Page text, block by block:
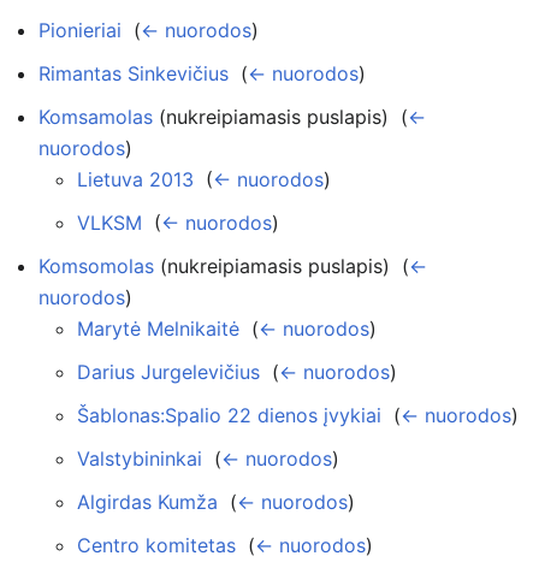
Pionieriai (← nuorodos)
Rimantas Sinkevičius (← nuorodos)
Komsamolas (nukreipiamasis puslapis) ‎ (←
nuorodos)
Lietuva 2013 (← nuorodos)
VLKSM (← nuorodos)
Komsomolas (nukreipiamasis puslapis) ‎ (←
nuorodos)
Marytė Melnikaitė (← nuorodos)
Darius Jurgelevičius (← nuorodos)
Šablonas:Spalio 22 dienos įvykiai (← nuorodos)
Valstybininkai (← nuorodos)
Algirdas Kumža (← nuorodos)
Centro komitetas (← nuorodos)